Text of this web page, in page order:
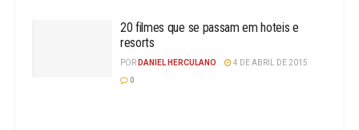
20 filmes que se passam em hoteis e
resorts
POR DANIEL HERCULANO
4 DE ABRIL DE 2015
0